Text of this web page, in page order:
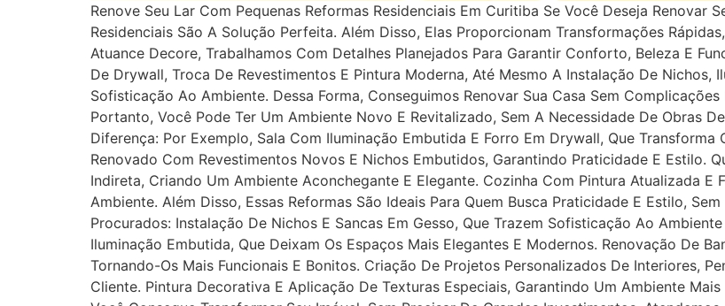
Renove Seu Lar Com Pequenas Reformas Residenciais Em Curitiba Se Você Deseja Renovar
Residenciais São A Solução Perfeita. Além Disso, Elas Proporcionam Transformações
Atuance Decore, Trabalhamos Com Detalhes Planejados Para Garantir Conforto, Beleza E
De Drywall, Troca De Revestimentos E Pintura Moderna, Até Mesmo A Instalação De Nichos,
Sofisticação Ao Ambiente. Dessa Forma, Conseguimos Renovar Sua Casa Sem
Portanto, Você Pode Ter Um Ambiente Novo E Revitalizado, Sem A Necessidade De Obras
Diferença: Por Exemplo, Sala Com Iluminação Embutida E Forro Em Drywall, Que Transforma
Renovado Com Revestimentos Novos E Nichos Embutidos, Garantindo Praticidade E Estilo.
Indireta, Criando Um Ambiente Aconchegante E Elegante. Cozinha Com Pintura Atualizada E
Ambiente. Além Disso, Essas Reformas São Ideais Para Quem Busca Praticidade E Estilo,
Procurados: Instalação De Nichos E Sancas Em Gesso, Que Trazem Sofisticação Ao
Iluminação Embutida, Que Deixam Os Espaços Mais Elegantes E Modernos. Renovação De
Tornando-Os Mais Funcionais E Bonitos. Criação De Projetos Personalizados De Interiores,
Cliente. Pintura Decorativa E Aplicação De Texturas Especiais, Garantindo Um Ambiente